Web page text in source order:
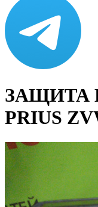
ЗАЩИТА
PRIUS